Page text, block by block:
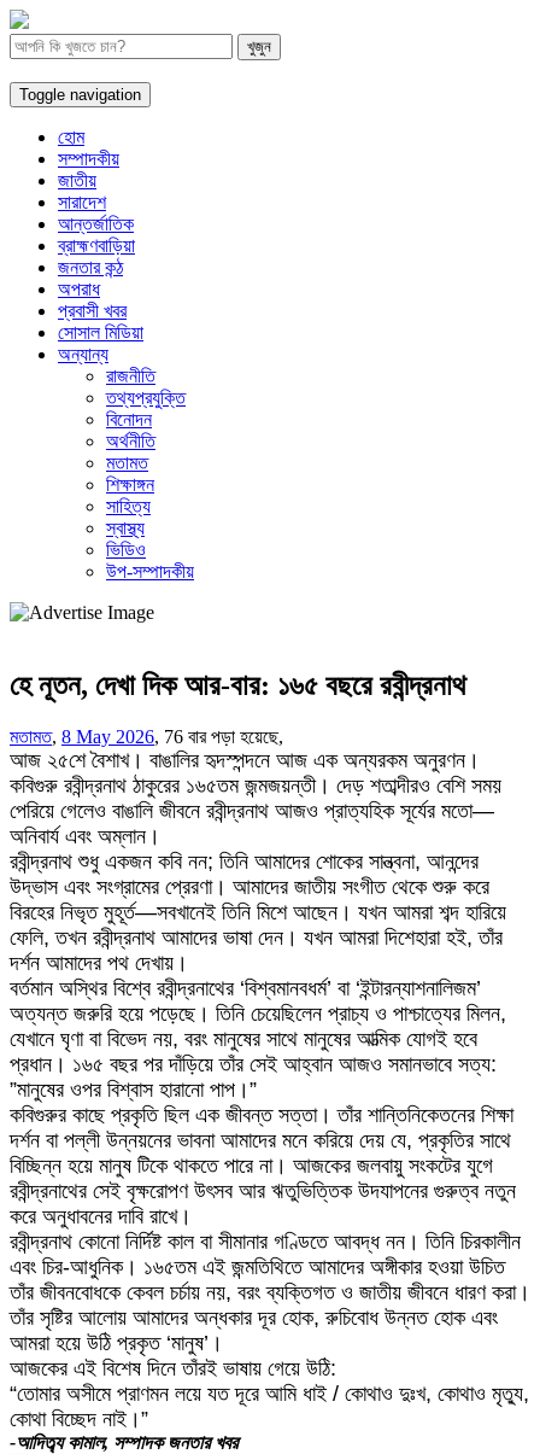
Toggle navigation
হোম
সম্পাদকীয়
জাতীয়
সারাদেশ
আন্তর্জাতিক
ব্রাহ্মণবাড়িয়া
জনতার কন্ঠ
অপরাধ
প্রবাসী খবর
সোসাল মিডিয়া
অন্যান্য
রাজনীতি
তথ্যপ্রযুক্তি
বিনোদন
অর্থনীতি
মতামত
শিক্ষাঙ্গন
সাহিত্য
স্বাস্থ্য
ভিডিও
উপ-সম্পাদকীয়
হে নূতন, দেখা দিক আর-বার: ১৬৫ বছরে রবীন্দ্রনাথ
মতামত, 8 May 2026, 76 বার পড়া হয়েছে,
আজ ২৫শে বৈশাখ। বাঙালির হৃদস্পন্দনে আজ এক অন্যরকম অনুরণন।
কবিগুরু রবীন্দ্রনাথ ঠাকুরের ১৬৫তম জন্মজয়ন্তী। দেড় শতাব্দীরও বেশি সময়
পেরিয়ে গেলেও বাঙালি জীবনে রবীন্দ্রনাথ আজও প্রাত্যহিক সূর্যের মতো—
অনিবার্য এবং অম্লান।
রবীন্দ্রনাথ শুধু একজন কবি নন; তিনি আমাদের শোকের সান্ত্বনা, আনন্দের
উদ্ভাস এবং সংগ্রামের প্রেরণা। আমাদের জাতীয় সংগীত থেকে শুরু করে
বিরহের নিভৃত মুহূর্ত—সবখানেই তিনি মিশে আছেন। যখন আমরা শব্দ হারিয়ে
ফেলি, তখন রবীন্দ্রনাথ আমাদের ভাষা দেন। যখন আমরা দিশেহারা হই, তাঁর
দর্শন আমাদের পথ দেখায়।
বর্তমান অস্থির বিশ্বে রবীন্দ্রনাথের ‘বিশ্বমানবধর্ম’ বা ‘ইন্টারন্যাশনালিজম’
অত্যন্ত জরুরি হয়ে পড়েছে। তিনি চেয়েছিলেন প্রাচ্য ও পাশ্চাত্যের মিলন,
যেখানে ঘৃণা বা বিভেদ নয়, বরং মানুষের সাথে মানুষের আত্মিক যোগই হবে
প্রধান। ১৬৫ বছর পর দাঁড়িয়ে তাঁর সেই আহ্বান আজও সমানভাবে সত্য:
​”মানুষের ওপর বিশ্বাস হারানো পাপ।”
​কবিগুরুর কাছে প্রকৃতি ছিল এক জীবন্ত সত্তা। তাঁর শান্তিনিকেতনের শিক্ষা
দর্শন বা পল্লী উন্নয়নের ভাবনা আমাদের মনে করিয়ে দেয় যে, প্রকৃতির সাথে
বিচ্ছিন্ন হয়ে মানুষ টিকে থাকতে পারে না। আজকের জলবায়ু সংকটের যুগে
রবীন্দ্রনাথের সেই বৃক্ষরোপণ উৎসব আর ঋতুভিত্তিক উদযাপনের গুরুত্ব নতুন
করে অনুধাবনের দাবি রাখে।
​রবীন্দ্রনাথ কোনো নির্দিষ্ট কাল বা সীমানার গণ্ডিতে আবদ্ধ নন। তিনি চিরকালীন
এবং চির-আধুনিক। ১৬৫তম এই জন্মতিথিতে আমাদের অঙ্গীকার হওয়া উচিত
তাঁর জীবনবোধকে কেবল চর্চায় নয়, বরং ব্যক্তিগত ও জাতীয় জীবনে ধারণ করা।
তাঁর সৃষ্টির আলোয় আমাদের অন্ধকার দূর হোক, রুচিবোধ উন্নত হোক এবং
আমরা হয়ে উঠি প্রকৃত ‘মানুষ’।
​আজকের এই বিশেষ দিনে তাঁরই ভাষায় গেয়ে উঠি:
“তোমার অসীমে প্রাণমন লয়ে যত দূরে আমি ধাই / কোথাও দুঃখ, কোথাও মৃত্যু,
কোথা বিচ্ছেদ নাই।”
-আদিত্ব্য কামাল, সম্পাদক জনতার খবর